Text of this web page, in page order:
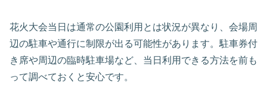
花火大会当日は通常の公園利用とは状況が異なり、会場周
辺の駐車や通行に制限が出る可能性があります。駐車券付
き席や周辺の臨時駐車場など、当日利用できる方法を前も
って調べておくと安心です。